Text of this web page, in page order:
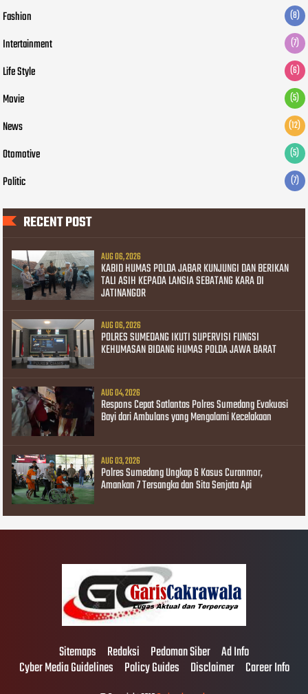
Fashion (8)
Intertainment (7)
Life Style (6)
Movie (5)
News (12)
Otomotive (5)
Politic (7)
RECENT POST
AUG 06, 2026
KABID HUMAS POLDA JABAR KUNJUNGI DAN BERIKAN
TALI ASIH KEPADA LANSIA SEBATANG KARA DI
JATINANGOR
AUG 06, 2026
POLRES SUMEDANG IKUTI SUPERVISI FUNGSI
KEHUMASAN BIDANG HUMAS POLDA JAWA BARAT
AUG 04, 2026
Respons Cepat Satlantas Polres Sumedang Evakuasi
Bayi dari Ambulans yang Mengalami Kecelakaan
AUG 03, 2026
Polres Sumedang Ungkap 6 Kasus Curanmor,
Amankan 7 Tersangka dan Sita Senjata Api
Sitemaps Redaksi Pedoman Siber Ad Info
Cyber Media Guidelines Policy Guides Disclaimer Career Info